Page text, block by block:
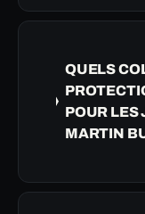
QUELS
POUR LES
MARTIN